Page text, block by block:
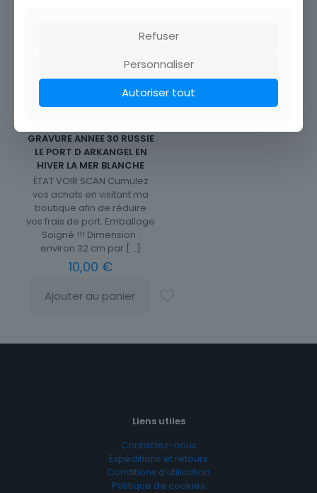
GRAVURE ANNEE 30 RUSSIE
LE PORT D ARKANGEL EN
HIVER LA MER BLANCHE
ÉTAT VOIR SCAN Cumulez
vos achats en visitant ma
boutique afin de réduire
vos frais de port. Emballage
Soigné !!! Dimension :
environ 32 cm par […]
10,00 €
Ajouter au panier
Liens utiles
Contactez-nous
Expéditions et retours
Conditions d’utilisation
Politique de cookies
Refuser
Personnaliser
Autoriser tout